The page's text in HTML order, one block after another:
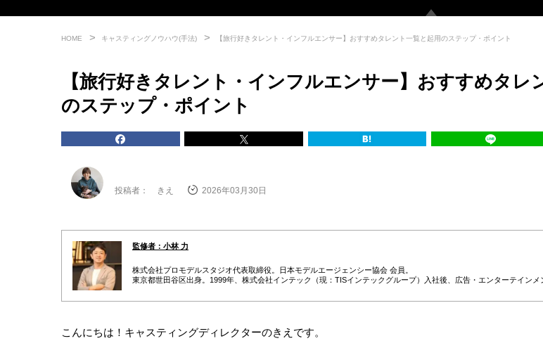
HOME キャスティングノウハウ(手法) 【旅行好きタレント・インフルエンサー】おすすめタレント一覧と起用のステップ・ポイント
【旅行好きタレント・インフルエンサー】おすすめタレ
のステップ・ポイント
投稿者： きえ 2026年03月30日
監修者：小林 力
株式会社プロモデルスタジオ代表取締役。日本モデルエージェンシー協会 会員。
東京都世田谷区出身。1999年、株式会社インテック（現：TISインテックグループ）入社後、広告・エンターテインメ
デル事務所の取締役も務める。
含めると月間100件超のキャスティング案件を監督。多数案件から得られる実務データをもとに、相場感・成功パター
ク管理のナレッジ化を推進している。
こんにちは！キャスティングディレクターのきえです。